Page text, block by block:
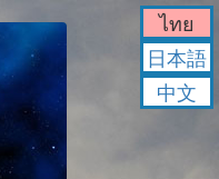
ไทย
日本語
中文